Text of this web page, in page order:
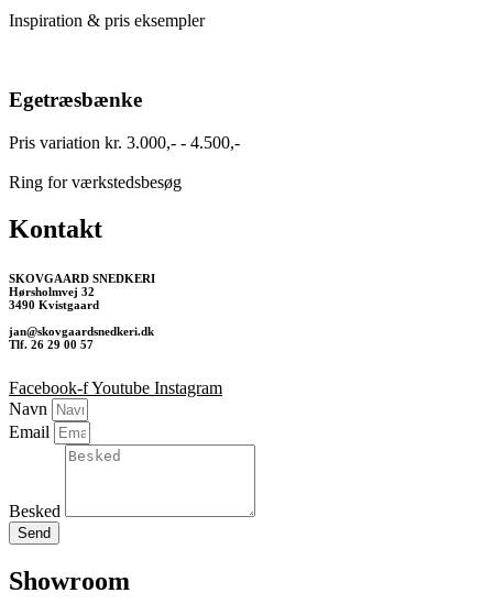
Inspiration & pris eksempler
Egetræsbænke
Pris variation kr. 3.000,- - 4.500,-
Ring for værkstedsbesøg
Kontakt
SKOVGAARD SNEDKERI
Hørsholmvej 32
3490 Kvistgaard
jan@skovgaardsnedkeri.dk
Tlf. 26 29 00 57
Facebook-fYoutube Instagram
Navn
Email
Besked
Send
Showroom